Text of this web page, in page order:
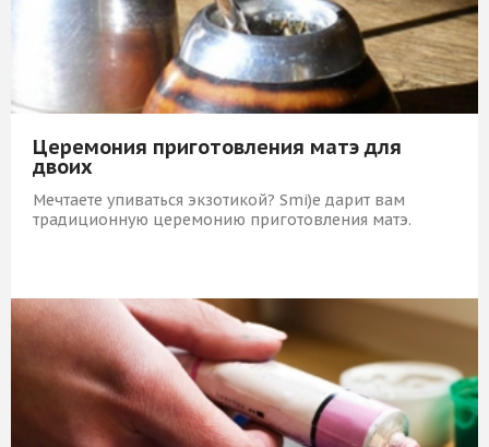
Церемония приготовления матэ для
двоих
Мечтаете упиваться экзотикой? Smi)e дарит вам
традиционную церемонию приготовления матэ.
3 189 Р КУПИТЬ